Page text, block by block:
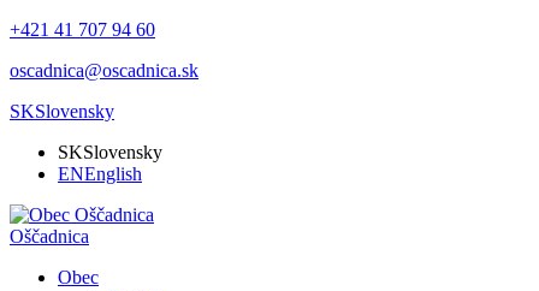
+421 41 707 94 60
oscadnica@oscadnica.sk
SKSlovensky
SKSlovensky
ENEnglish
Oščadnica
Obec